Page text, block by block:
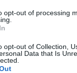
opt-out of processing
opt-out of Collection,
Data that Is
ingatlant
is